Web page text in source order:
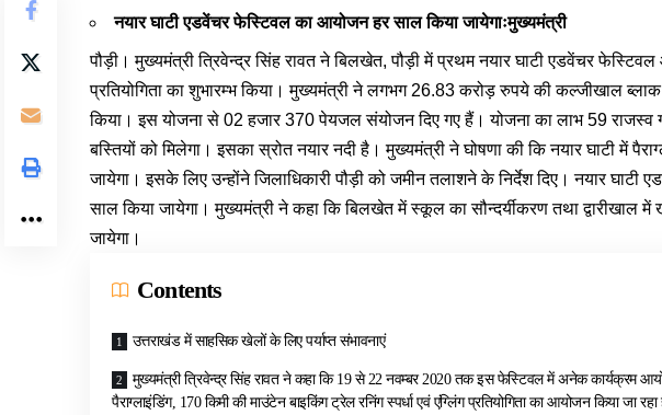
नयार घाटी एडवेंचर फेस्टिवल का आयोजन हर साल किया जायेगाःमुख्यमंत्री
पौड़ी।मुख्यमंत्री त्रिवेन्द्र सिंह रावत ने बिलखेत, पौड़ी में प्रथम नयार घाटी एडवेंचर फेस्टिवल
प्रतियोगिता का शुभारम्भ किया। मुख्यमंत्री ने लगभग 26.83 करोड़ रुपये की कल्जीखाल
किया। इस योजना से 02 हजार 370 पेयजल संयोजन दिए गए हैं। योजना का लाभ 59 राजस्व
बस्तियों को मिलेगा। इसका स्रोत नयार नदी है। मुख्यमंत्री ने घोषणा की कि नयार घाटी में
जायेगा। इसके लिए उन्होंने जिलाधिकारी पौड़ी को जमीन तलाशने के निर्देश दिए। नयार
साल किया जायेगा। मुख्यमंत्री ने कहा कि बिलखेत में स्कूल का सौन्दर्यीकरण तथा द्वारीखाल
जायेगा।
Contents
उत्तराखंड में साहसिक खेलों के लिए पर्याप्त संभावनाएं
मुख्यमंत्री त्रिवेन्द्र सिंह रावत ने कहा कि 19 से 22 नवम्बर 2020 तक इस फेस्टिवल में अनेक कार्यक्रम
पैराग्लाइंडिंग, 170 किमी की माउंटेन बाइकिंग ट्रेल रनिंग स्पर्धा एवं एंग्लिंग प्रतियोगिता का आयोजन किया जा